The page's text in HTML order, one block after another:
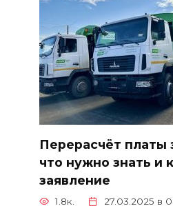
Перерасчёт платы
что нужно знать и
заявление
1.8к. 27.03.2025 в